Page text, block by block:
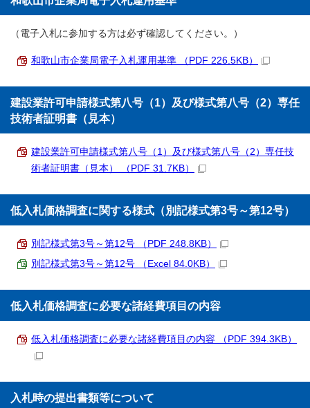
（電子入札に参加する方は必ず確認してください。）
和歌山市企業局電子入札運用基準 （PDF 226.5KB）
建設業許可申請様式第八号（1）及び様式第八号（2）専任
技術者証明書（見本）
建設業許可申請様式第八号（1）及び様式第八号（2）専任技
術者証明書（見本） （PDF 31.7KB）
低入札価格調査に関する様式（別記様式第3号～第12号）
別記様式第3号～第12号 （PDF 248.8KB）
別記様式第3号～第12号 （Excel 84.0KB）
低入札価格調査に必要な諸経費項目の内容
低入札価格調査に必要な諸経費項目の内容 （PDF 394.3KB）
入札時の提出書類等について